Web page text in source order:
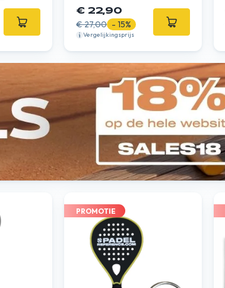
€ 22,90
€ 27,00 - 15%
Vergelijkingsprijs
PROMOTIE